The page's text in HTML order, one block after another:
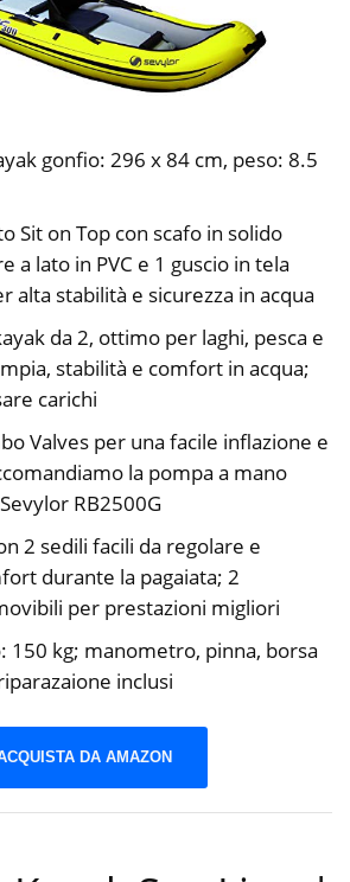
gonfio: 296 x 84 cm, peso: 8.5
Sit on Top con scafo in solido
a lato in PVC e 1 guscio in tela
alta stabilità e sicurezza in acqua
da 2, ottimo per laghi, pesca e
stabilità e comfort in acqua;
carichi
Valves per una facile inflazione e
la pompa a mano
RB2500G
2 sedili facili da regolare e
durante la pagaiata; 2
per prestazioni migliori
150 kg; manometro, pinna, borsa
inclusi
DA AMAZON